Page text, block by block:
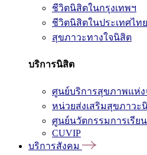
ชีวิตนิสิตในกรุงเทพฯ
ชีวิตนิสิตในประเทศไทย
สุขภาวะทางใจนิสิต
บริการนิสิต
ศูนย์บริการสุขภาพแห่ง
หน่วยส่งเสริมสุขภาวะ
ศูนย์นวัตกรรมการเรียน
CUVIP
บริการสังคม